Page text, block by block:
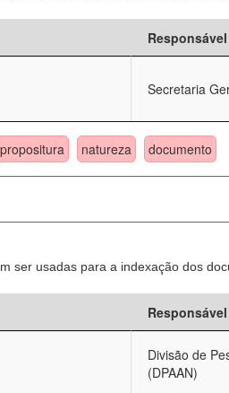
Responsável
Secretaria
propositura natureza documento
ser usadas para a indexação dos
Responsável
Divisão de
(DPAAN)